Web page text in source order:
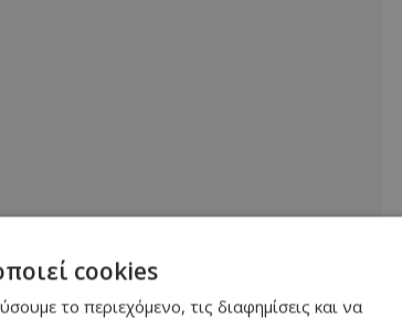
cookies
το περιεχόμενο, τις διαφημίσεις και να